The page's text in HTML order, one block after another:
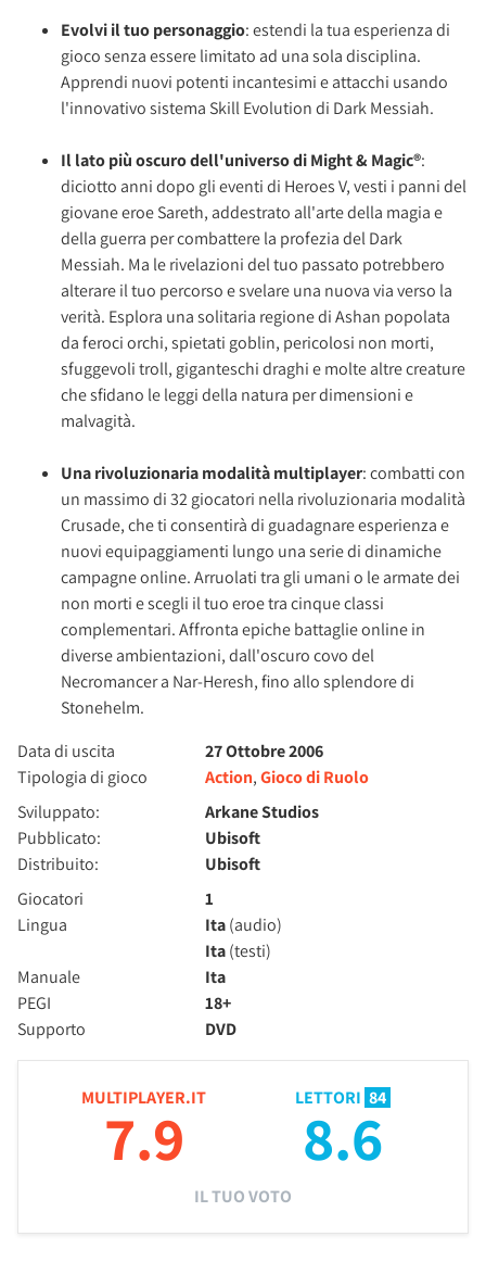
Evolvi il tuo personaggio: estendi la tua esperienza di
gioco senza essere limitato ad una sola disciplina.
Apprendi nuovi potenti incantesimi e attacchi usando
l'innovativo sistema Skill Evolution di Dark Messiah.
Il lato più oscuro dell'universo di Might & Magic®:
diciotto anni dopo gli eventi di Heroes V, vesti i panni del
giovane eroe Sareth, addestrato all'arte della magia e
della guerra per combattere la profezia del Dark
Messiah. Ma le rivelazioni del tuo passato potrebbero
alterare il tuo percorso e svelare una nuova via verso la
verità. Esplora una solitaria regione di Ashan popolata
da feroci orchi, spietati goblin, pericolosi non morti,
sfuggevoli troll, giganteschi draghi e molte altre creature
che sfidano le leggi della natura per dimensioni e
malvagità.
Una rivoluzionaria modalità multiplayer: combatti con
un massimo di 32 giocatori nella rivoluzionaria modalità
Crusade, che ti consentirà di guadagnare esperienza e
nuovi equipaggiamenti lungo una serie di dinamiche
campagne online. Arruolati tra gli umani o le armate dei
non morti e scegli il tuo eroe tra cinque classi
complementari. Affronta epiche battaglie online in
diverse ambientazioni, dall'oscuro covo del
Necromancer a Nar-Heresh, fino allo splendore di
Stonehelm.
Data di uscita
27 Ottobre 2006
Tipologia di gioco
Action,Gioco di Ruolo
Sviluppato:
Arkane Studios
Pubblicato:
Ubisoft
Distribuito:
Ubisoft
Giocatori
1
Lingua
Ita(audio)
Ita(testi)
Manuale
Ita
PEGI
18+
Supporto
DVD
MULTIPLAYER.IT
7.9
LETTORI 84
8.6
IL TUO VOTO